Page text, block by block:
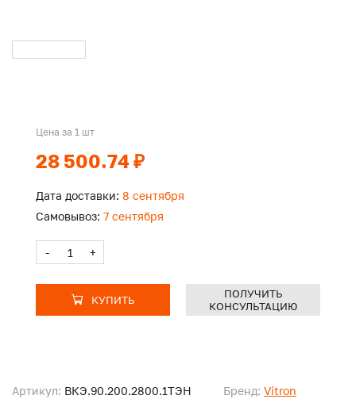
Артикул: ВКЭ.90.200.2800.1ТЭН Бренд: Vitron
Цена за 1 шт
28 500.74 ₽
Дата доставки: 8 сентября
Самовывоз: 7 сентября
- +
КУПИТЬ
ПОЛУЧИТЬ
КОНСУЛЬТАЦИЮ